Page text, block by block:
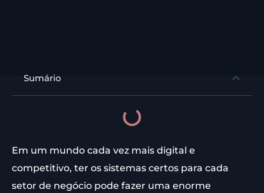
Sumário
Em um mundo cada vez mais digital e
competitivo, ter os sistemas certos para cada
setor de negócio pode fazer uma enorme